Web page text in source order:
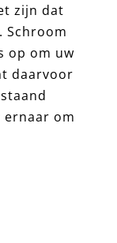
zijn dat
Schroom
op om uw
daarvoor
ernaar om